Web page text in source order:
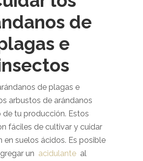
de
e
de plagas e
arbustos de arándanos
de tu producción. Estos
fáciles de cultivar y cuidar
en suelos ácidos. Es posible
un acidulante al